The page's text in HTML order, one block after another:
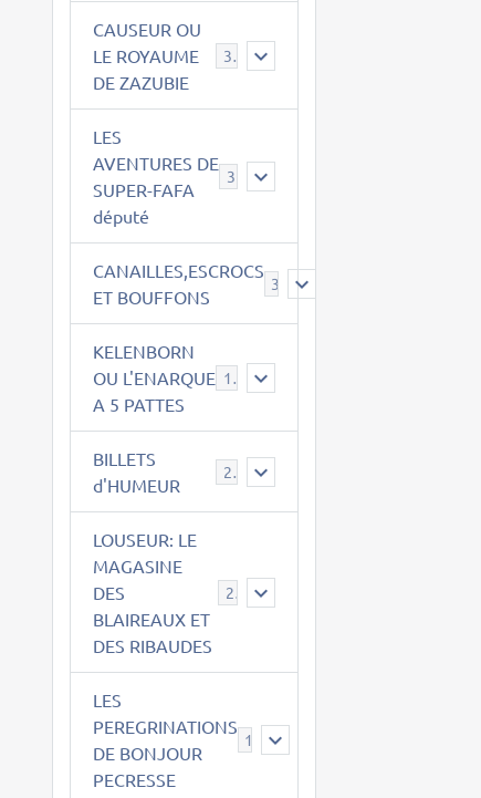
CAUSEUR OU
LE ROYAUME
DE ZAZUBIE
38
LES
AVENTURES DE
SUPER-FAFA
député
CANAILLES,ESCROCS
ET BOUFFONS
385
KELENBORN
OU L'ENARQUE
A 5 PATTES
14
BILLETS
d'HUMEUR
2
LOUSEUR: LE
MAGASINE
DES
BLAIREAUX ET
DES RIBAUDES
21
LES
PEREGRINATIONS
DE BONJOUR
PECRESSE
14